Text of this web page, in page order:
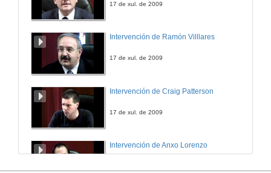
17 de xul. de 2009
Intervención de Ramón Villlares
17 de xul. de 2009
Intervención de Craig Patterson
17 de xul. de 2009
Intervención de Anxo Lorenzo